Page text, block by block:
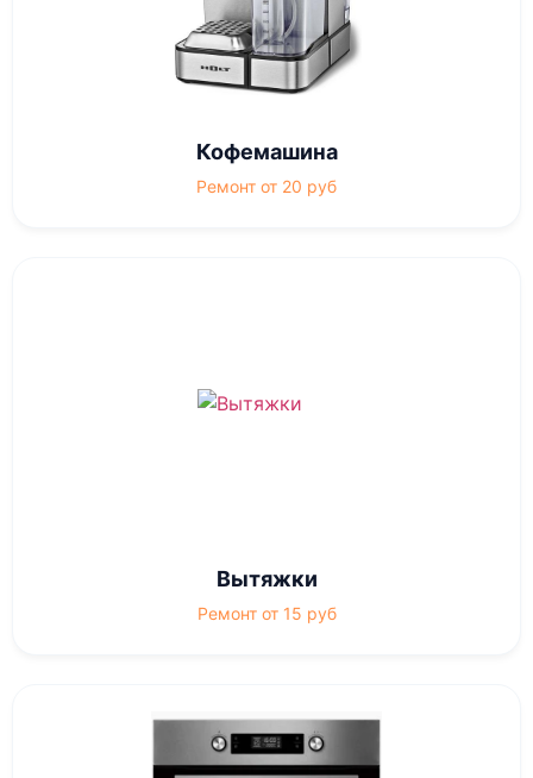
Кофемашина
Ремонт от 20 руб
Вытяжки
Ремонт от 15 руб